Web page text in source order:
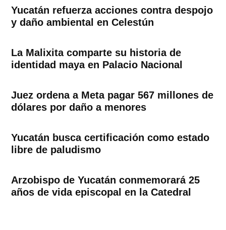
Yucatán refuerza acciones contra despojo
y daño ambiental en Celestún
La Malixita comparte su historia de
identidad maya en Palacio Nacional
Juez ordena a Meta pagar 567 millones de
dólares por daño a menores
Yucatán busca certificación como estado
libre de paludismo
Arzobispo de Yucatán conmemorará 25
años de vida episcopal en la Catedral